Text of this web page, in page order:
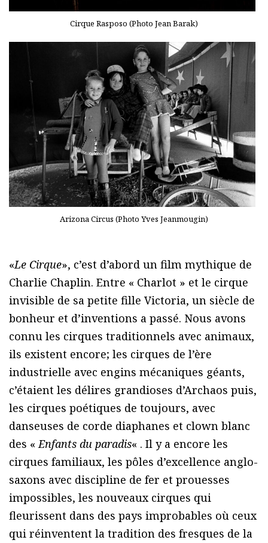
Cirque Rasposo (Photo Jean Barak)
Arizona Circus (Photo Yves Jeanmougin)
«Le Cirque», c’est d’abord un film mythique de
Charlie Chaplin. Entre « Charlot » et le cirque
invisible de sa petite fille Victoria, un siècle de
bonheur et d’inventions a passé. Nous avons
connu les cirques traditionnels avec animaux,
ils existent encore; les cirques de l’ère
industrielle avec engins mécaniques géants,
c’étaient les délires grandioses d’Archaos puis,
les cirques poétiques de toujours, avec
danseuses de corde diaphanes et clown blanc
des «Enfants du paradis« . Il y a encore les
cirques familiaux, les pôles d’excellence anglo-
saxons avec discipline de fer et prouesses
impossibles, les nouveaux cirques qui
fleurissent dans des pays improbables où ceux
qui réinventent la tradition des fresques de la